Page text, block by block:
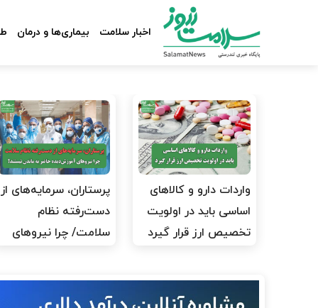
اخبار سلامت بیماری‌ها و درمان
واردات دارو و کالاهای
اساسی باید در اولویت
تخصیص ارز قرار گیرد
پرستاران، سرمایه‌های از
دست‌رفته نظام
سلامت/ چرا نیروهای